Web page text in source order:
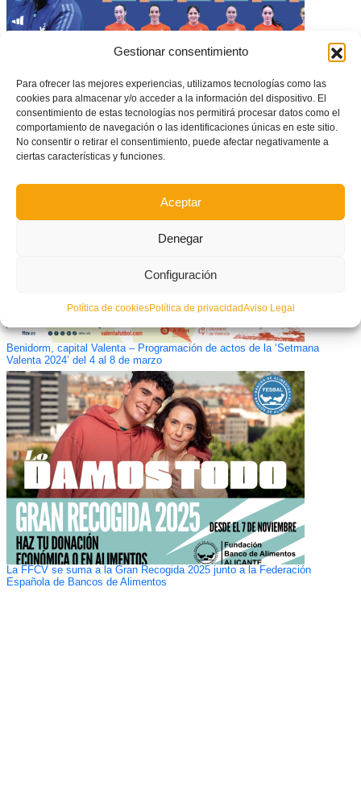
Gestionar consentimiento
Para ofrecer las mejores experiencias, utilizamos tecnologías como las
cookies para almacenar y/o acceder a la información del dispositivo. El
consentimiento de estas tecnologías nos permitirá procesar datos como el
comportamiento de navegación o las identificaciones únicas en este sitio.
No consentir o retirar el consentimiento, puede afectar negativamente a
ciertas características y funciones.
Aceptar
Denegar
Configuración
Política de cookiesPolítica de privacidadAviso Legal
CONVOCATORIA OFICIAL: Estas son las 12 jugadoras convocadas por
la Selecció Valenciana Valenta sub14 de fútbol sala para el Campeonato
de España en Tarragona
Benidorm, capital Valenta – Programación de actos de la ‘Setmana
Valenta 2024’ del 4 al 8 de marzo
La FFCV se suma a la Gran Recogida 2025 junto a la Federación
Española de Bancos de Alimentos